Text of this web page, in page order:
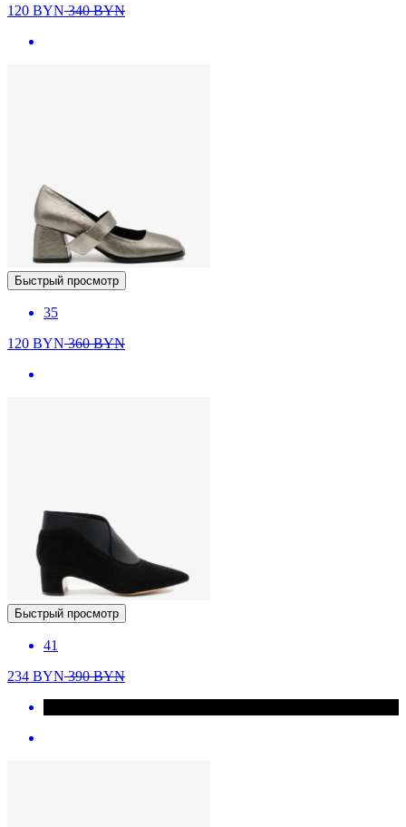
120 BYN340BYN
Быстрый просмотр
35
120 BYN360BYN
Быстрый просмотр
41
234 BYN390BYN